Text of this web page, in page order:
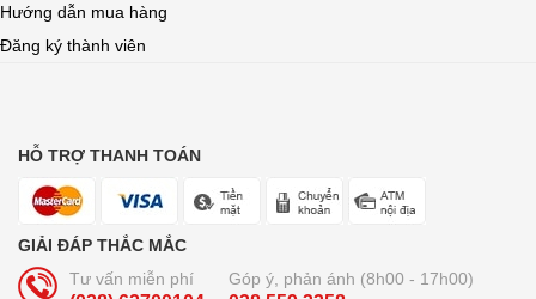
Hướng dẫn mua hàng
Đăng ký thành viên
HỖ TRỢ THANH TOÁN
GIẢI ĐÁP THẮC MẮC
Tư vấn miễn phí
Góp ý, phản ánh (8h00 - 17h00)